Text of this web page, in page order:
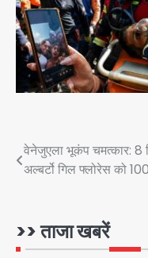
Post
navigation
वेनेजुएला भूकंप चमत्कार: 8
अल्बर्टो गिल फ्लोरेस को
>> ताजा खबरें
साल
5
1